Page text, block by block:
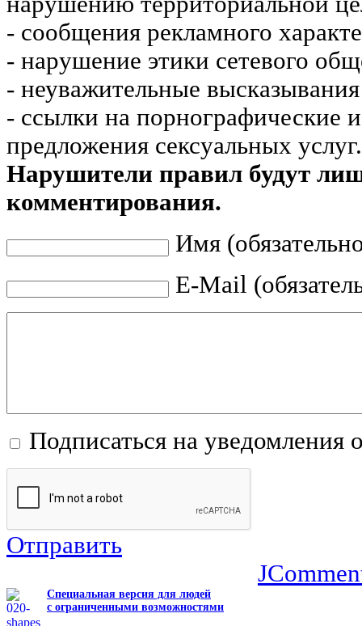
- сообщения рекламного
- нарушение этики сетевого
- неуважительные
- ссылки на порнографические
предложения сексуальных услуг.
Нарушители правил будут
комментирования.
Имя
E-Mail
Подписаться на уведомления
Отправить
Специальная версия для людей
с ограниченными возможностями